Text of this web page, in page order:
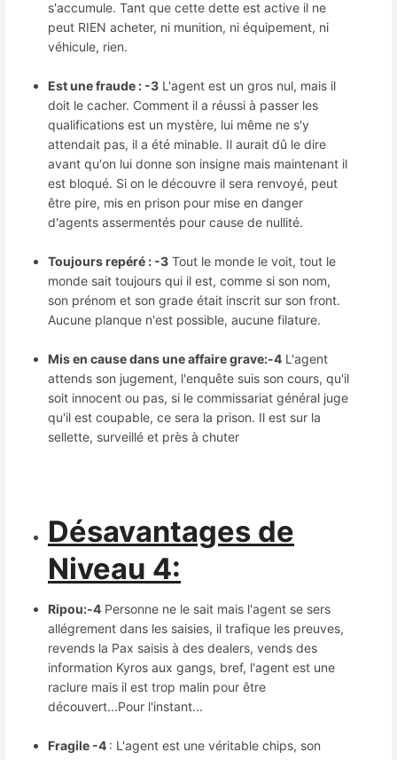
s'accumule. Tant que cette dette est active il ne
peut RIEN acheter, ni munition, ni équipement, ni
véhicule, rien.
Est une fraude : -3 L'agent est un gros nul, mais il
doit le cacher. Comment il a réussi à passer les
qualifications est un mystère, lui même ne s'y
attendait pas, il a été minable. Il aurait dû le dire
avant qu'on lui donne son insigne mais maintenant il
est bloqué. Si on le découvre il sera renvoyé, peut
être pire, mis en prison pour mise en danger
d'agents assermentés pour cause de nullité.
Toujours repéré : -3 Tout le monde le voit, tout le
monde sait toujours qui il est, comme si son nom,
son prénom et son grade était inscrit sur son front.
Aucune planque n'est possible, aucune filature.
Mis en cause dans une affaire grave:-4 L'agent
attends son jugement, l'enquête suis son cours, qu'il
soit innocent ou pas, si le commissariat général juge
qu'il est coupable, ce sera la prison. Il est sur la
sellette, surveillé et près à chuter
Désavantages de
Niveau 4:
Ripou:-4 Personne ne le sait mais l'agent se sers
allégrement dans les saisies, il trafique les preuves,
revends la Pax saisis à des dealers, vends des
information Kyros aux gangs, bref, l'agent est une
raclure mais il est trop malin pour être
découvert...Pour l'instant...
Fragile -4 : L'agent est une véritable chips, son